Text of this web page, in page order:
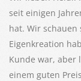
seit einigen
hat. Wir schauen
Eigenkreation
Kunde war, aber
einem guten